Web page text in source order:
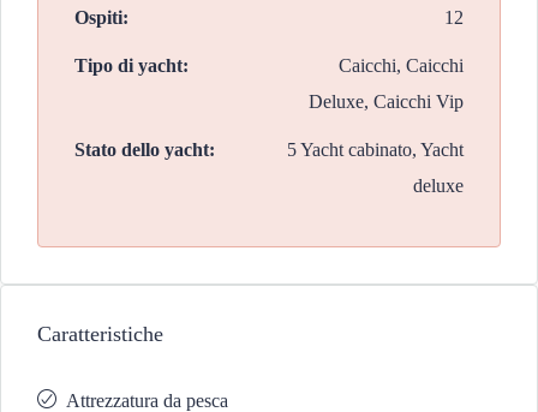
Ospiti: 12
Tipo di yacht:
Caicchi, Caicchi
Deluxe, Caicchi Vip
Stato dello yacht:
5 Yacht cabinato, Yacht
deluxe
Caratteristiche
Attrezzatura da pesca